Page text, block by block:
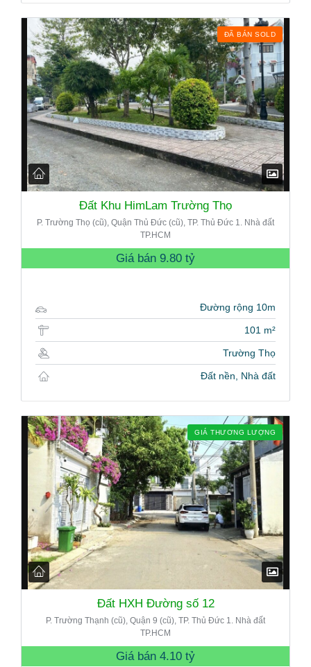
ĐÃ BÁN SOLD
Đất Khu HimLam Trường Thọ
P. Trường Thọ (cũ), Quận Thủ Đức (cũ), TP. Thủ Đức 1. Nhà đất
TP.HCM
Giá bán 9.80 tỷ
Đường rộng 10m
101 m²
Trường Thọ
Đất nền, Nhà đất
GIÁ THƯƠNG LƯỢNG
Đất HXH Đường số 12
P. Trường Thạnh (cũ), Quận 9 (cũ), TP. Thủ Đức 1. Nhà đất
TP.HCM
Giá bán 4.10 tỷ